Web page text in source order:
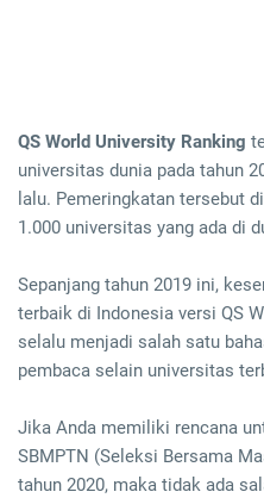
QS World University Ranking
universitas dunia pada tahun
lalu. Pemeringkatan tersebut
1.000 universitas yang ada di
Sepanjang tahun 2019 ini,
terbaik di Indonesia versi QS
selalu menjadi salah satu
pembaca selain universitas
Jika Anda memiliki rencana
SBMPTN (Seleksi Bersama
tahun 2020, maka tidak ada